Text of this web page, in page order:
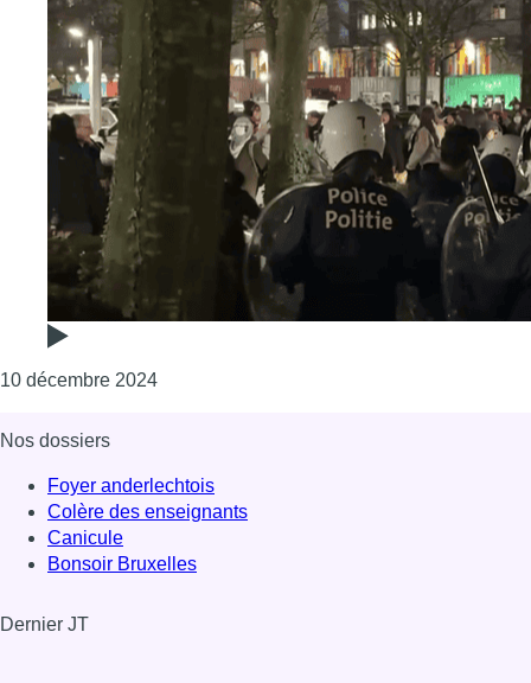
10 décembre 2024Consulter l'article "Incidents lors d’une
Nos dossiers
Foyer anderlechtois
Colère des enseignants
Canicule
Bonsoir Bruxelles
Dernier JT